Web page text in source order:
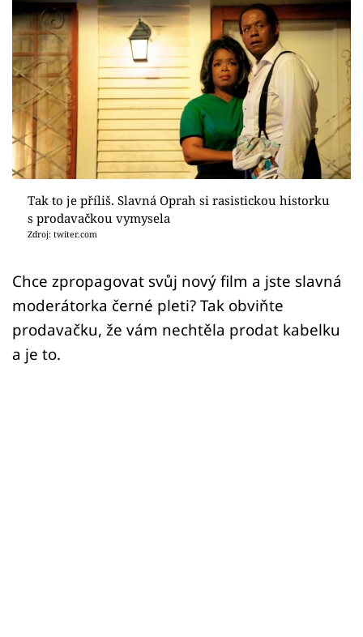
Virály
Sex a vztahy
Videa
Sledujte prima+
Přihlášení
Tak to je příliš. Slavná Oprah si rasistickou historku
s prodavačkou vymysela
Zdroj: twiter.com
Chce zpropagovat svůj nový film a jste slavná
moderátorka černé pleti? Tak obviňte
prodavačku, že vám nechtěla prodat kabelku
a je to.